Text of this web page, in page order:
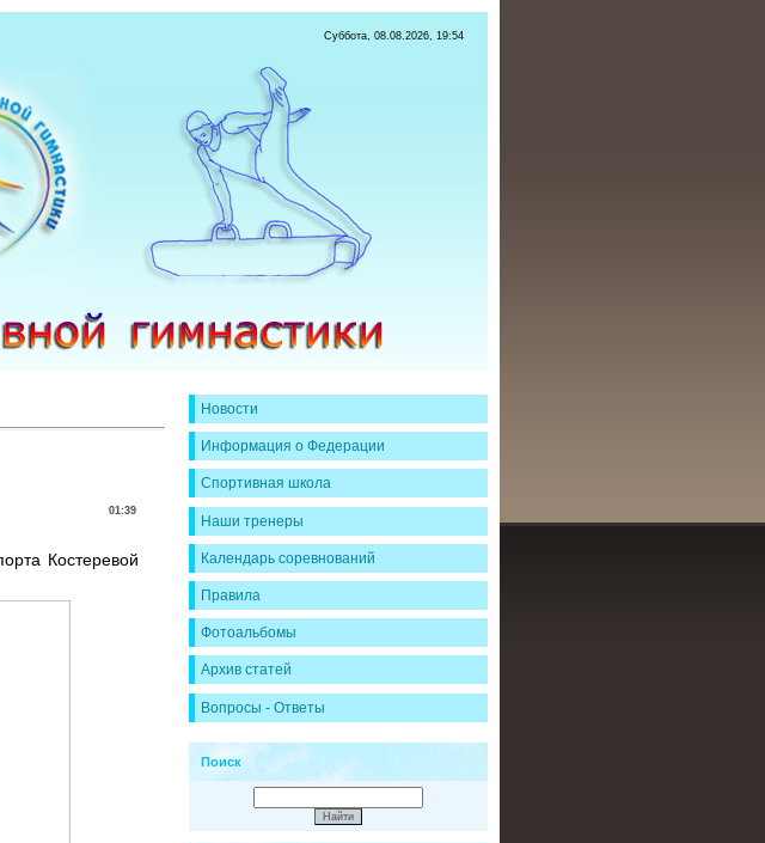
Суббота, 08.08.2026, 19:54
01:39
Костеревой
Новости
Информация о Федерации
Спортивная школа
Наши тренеры
Календарь соревнований
Правила
Фотоальбомы
Архив статей
Вопросы - Ответы
Поиск